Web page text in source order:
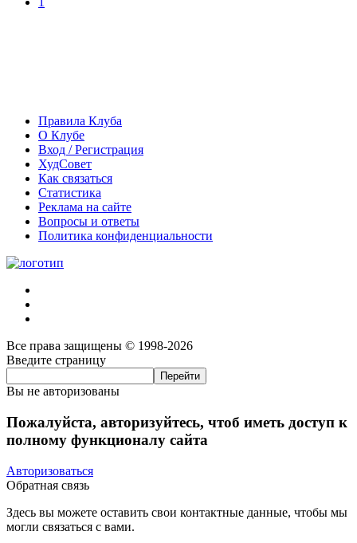
Правила Клуба
О Клубе
Вход / Регистрация
ХудСовет
Как связаться
Статистика
Реклама на сайте
Вопросы и ответы
Политика конфиденциальности
Все права защищены © 1998-2026
Введите страницу
Вы не авторизованы
Пожалуйста, авторизуйтесь, чтоб иметь доступ к
полному функционалу сайта
Авторизоваться
Обратная связь
Здесь вы можете оставить свои контактные данные, чтобы мы
могли связаться с вами.